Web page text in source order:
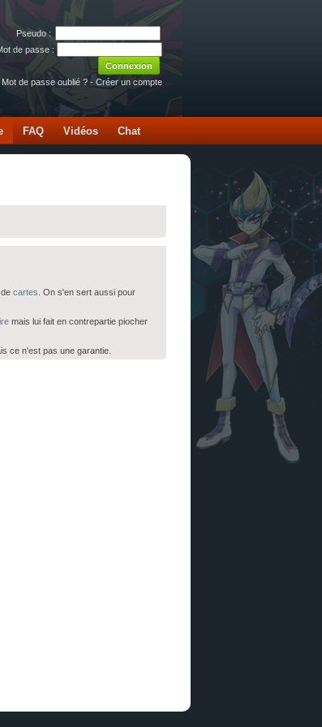
Pseudo :
de passe :
Mot de passe oublié ? - Créer un compte
FAQ Vidéos Chat
cartes . On s'en sert aussi pour
mais lui fait en contrepartie piocher
ce n'est pas une garantie.